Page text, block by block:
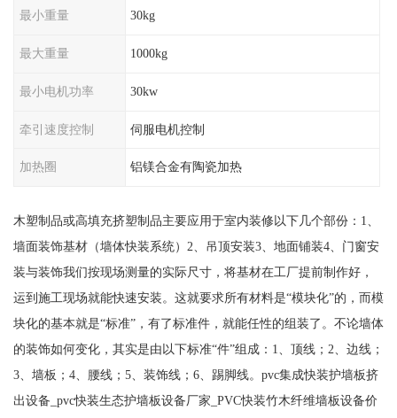
最小重量 30kg
最大重量 1000kg
最小电机功率 30kw
牵引速度控制 伺服电机控制
加热圈 铝镁合金有陶瓷加热
木塑制品或高填充挤塑制品主要应用于室内装修以下几个部份：1、
墙面装饰基材（墙体快装系统）2、吊顶安装3、地面铺装4、门窗安
装与装饰我们按现场测量的实际尺寸，将基材在工厂提前制作好，
运到施工现场就能快速安装。这就要求所有材料是“模块化”的，而模
块化的基本就是“标准”，有了标准件，就能任性的组装了。不论墙体
的装饰如何变化，其实是由以下标准“件”组成：1、顶线；2、边线；
3、墙板；4、腰线；5、装饰线；6、踢脚线。pvc集成快装护墙板挤
出设备_pvc快装生态护墙板设备厂家_PVC快装竹木纤维墙板设备价